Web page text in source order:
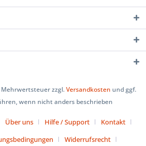
Mehrwertsteuer zzgl.Versandkosten und ggf.
wenn nicht anders beschrieben
Über uns Hilfe / Support
Kontakt
Widerrufsrecht